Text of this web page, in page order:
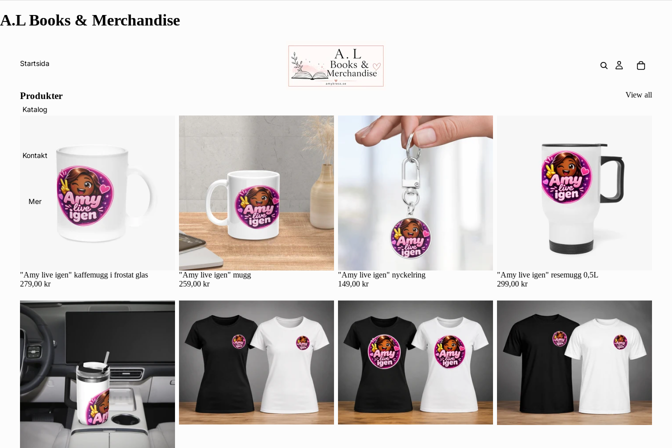
A.L Books & Merchandise
Startsida
Katalog
Kontakt
Mer
Produkter View all
"Amy live igen" kaffemugg i frostat glas
279,00 kr
"Amy live igen" mugg
259,00 kr
"Amy live igen" nyckelring
149,00 kr
"Amy live igen" resemugg 0,5L
299,00 kr